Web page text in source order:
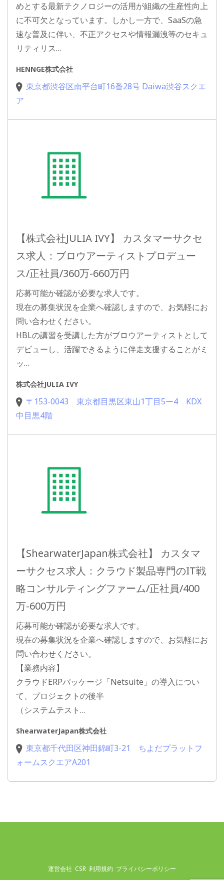
めとする最新テクノロジーの活用が組織の生産性向上
に不可欠となっています。しかし一方で、SaaSの急
速な普及に伴い、不正アクセスや情報漏洩等のセキュ
リティリス…
HENNGE株式会社
東京都渋谷区南平台町16番28号 Daiwa渋谷スクエ
ア
【株式会社JULIA IVY】 カスタマーサクセ
ス求人：ブロウアーティストプロデュー
ス/正社員/360万-660万円
応募可能か確認が必要な求人です。
現在の募集状況を企業へ確認しますので、お気軽にお
問い合わせください。
HBLの講習を受講した方がブロウアーティストとして
デビューし、活躍できるように伴走支援することがミ
ッ…
株式会社JULIA IVY
〒153-0043 東京都目黒区東山1丁目5ー4 KDX
中目黒4階
【ShearwaterJapan株式会社】 カスタマ
ーサクセス求人：クラウド製品専門のIT戦
略コンサルティングファーム/正社員/400
万-600万円
応募可能か確認が必要な求人です。
現在の募集状況を企業へ確認しますので、お気軽にお
問い合わせください。
【業務内容】
クラウドERPパッケージ「Netsuite」の導入につい
て、プロジェクトの後半
（システムテスト…
ShearwaterJapan株式会社
東京都千代田区神田錦町3-21 ちよだプラットフ
ォームスクエアA201
運営会社 CSR 利用規約 プライバシーポリシー